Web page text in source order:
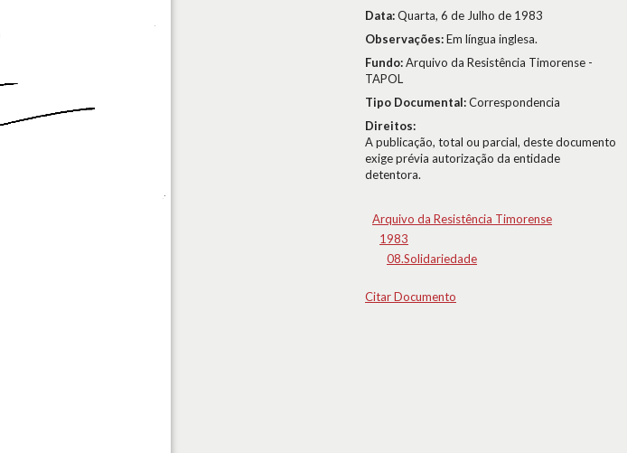
Data:Quarta, 6 de Julho de 1983
Observações:Em língua inglesa.
Fundo:Arquivo da Resistência Timorense -
TAPOL
Tipo Documental:Correspondencia
Direitos:
A publicação, total ou parcial, deste documento
exige prévia autorização da entidade
detentora.
Arquivo da Resistência Timorense
1983
08.Solidariedade
Citar Documento